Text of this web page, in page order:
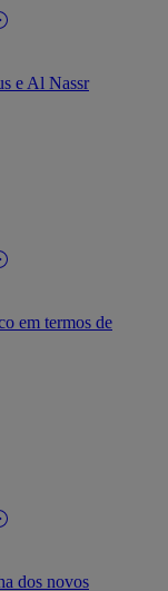
e Al Nassr
em termos de
dos novos